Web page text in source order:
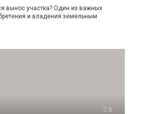
вынос участка? Один из важных
и владения земельным
0